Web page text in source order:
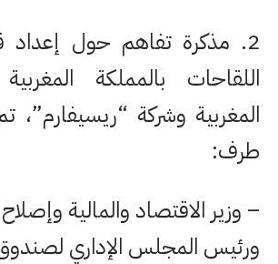
2. مذكرة تفاهم حول إعداد
اللقاحات بالمملكة
المغربية وشركة “ريسيفارم”،
طرف:
– وزير الاقتصاد والمالية وإصلاح
ورئيس المجلس الإداري